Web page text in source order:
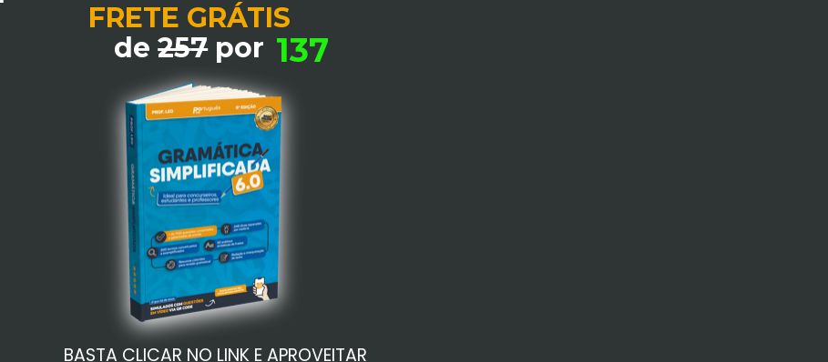
FRETE GRÁTIS
de 257 por 137
BASTA CLICAR NO LINK E APROVEITAR